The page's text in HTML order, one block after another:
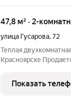
47,8 м² · 2-
улица Гусарова,72
Теплая двухкомнатная
Красноярске
выход на сделку все документы подготовлены, возможна ипотека
Показать